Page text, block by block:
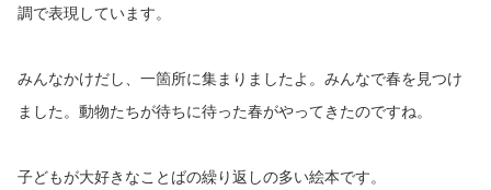
調で表現しています。
みんなかけだし、一箇所に集まりましたよ。みんなで春を見つけ
ました。動物たちが待ちに待った春がやってきたのですね。
子どもが大好きなことばの繰り返しの多い絵本です。